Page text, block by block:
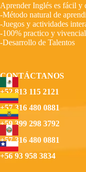
Aprender Inglés es fácil y
-Método natural de
-Juegos y actividades
-100% practico y vivencial
-Desarrollo de Talentos
CONTÁCTANOS
+52 813 115 2121
+57 316 480 0881
+59 399 298 3792
+57 316 480 0881
+56 93 958 3834